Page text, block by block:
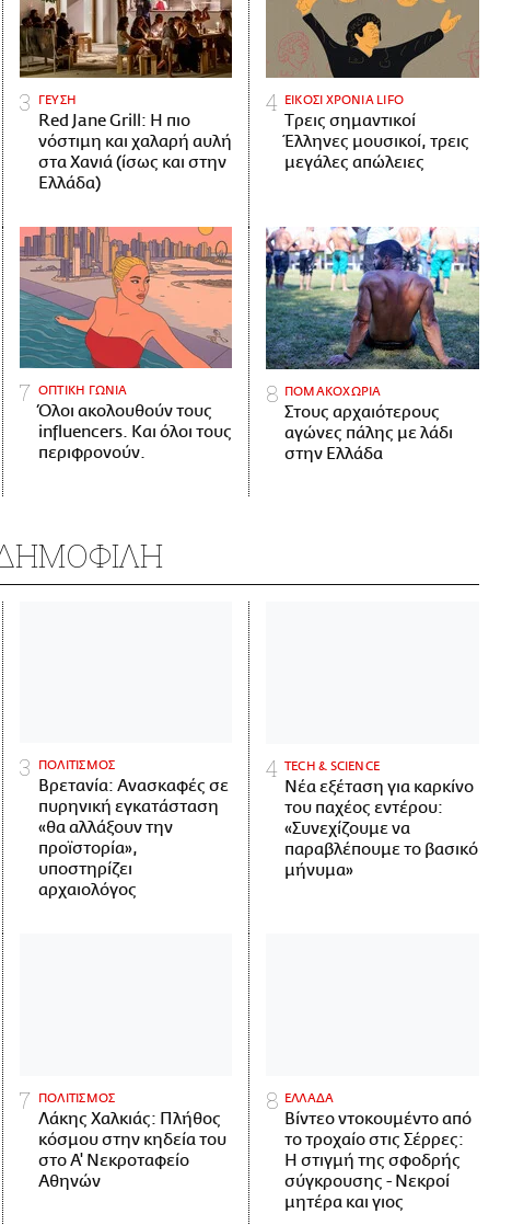
ΓΕΥΣΗ
Red Jane Grill: Η πιο
νόστιμη και χαλαρή αυλή
στα Χανιά (ίσως και στην
Ελλάδα)
ΕΙΚΟΣΙ ΧΡΟΝΙΑ LIFO
Tρεις σημαντικοί
Έλληνες μουσικοί, τρεις
μεγάλες απώλειες
ΟΠΤΙΚΗ ΓΩΝΙΑ
Όλοι ακολουθούν τους
influencers. Και όλοι τους
περιφρονούν.
ΠΟΜΑΚΟΧΩΡΙΑ
Στους αρχαιότερους
αγώνες πάλης με λάδι
στην Ελλάδα
ΠΟΛΙΤΙΣΜΟΣ
Βρετανία: Ανασκαφές σε
πυρηνική εγκατάσταση
«θα αλλάξουν την
προϊστορία»,
υποστηρίζει
αρχαιολόγος
ΤECH & SCIENCE
Νέα εξέταση για καρκίνο
του παχέος εντέρου:
«Συνεχίζουμε να
παραβλέπουμε το βασικό
μήνυμα»
ΠΟΛΙΤΙΣΜΟΣ
Λάκης Χαλκιάς: Πλήθος
κόσμου στην κηδεία του
στο Α' Νεκροταφείο
Αθηνών
ΕΛΛΑΔΑ
Βίντεο ντοκουμέντο από
το τροχαίο στις Σέρρες:
Η στιγμή της σφοδρής
σύγκρουσης - Νεκροί
μητέρα και γιος